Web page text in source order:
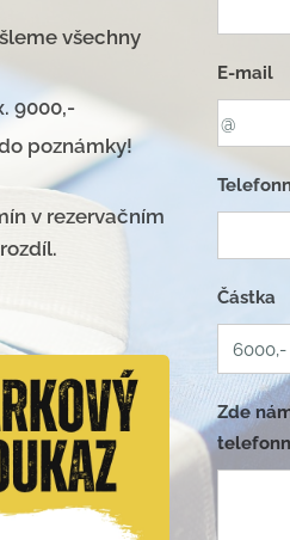
všechny
9000,-
poznámky!
v rezervačním
E-mail
Částka
Zde